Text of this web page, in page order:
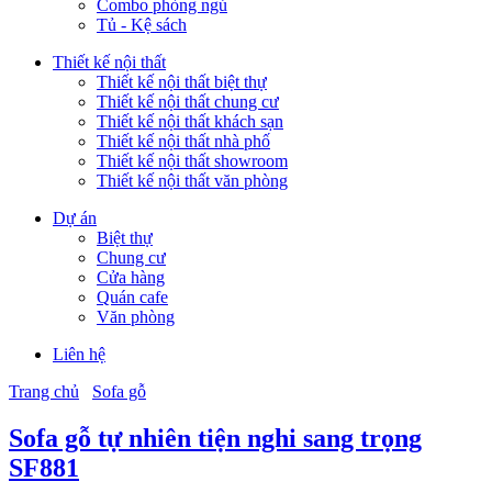
Combo phòng ngủ
Tủ - Kệ sách
Thiết kế nội thất
Thiết kế nội thất biệt thự
Thiết kế nội thất chung cư
Thiết kế nội thất khách sạn
Thiết kế nội thất nhà phố
Thiết kế nội thất showroom
Thiết kế nội thất văn phòng
Dự án
Biệt thự
Chung cư
Cửa hàng
Quán cafe
Văn phòng
Liên hệ
Trang chủ
Sofa gỗ
Sofa gỗ tự nhiên tiện nghi sang trọng
SF881